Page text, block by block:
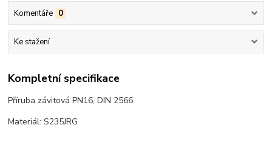
Komentáře 0
Ke stažení
Kompletní specifikace
Příruba závitová PN16, DIN 2566
Materiál: S235JRG